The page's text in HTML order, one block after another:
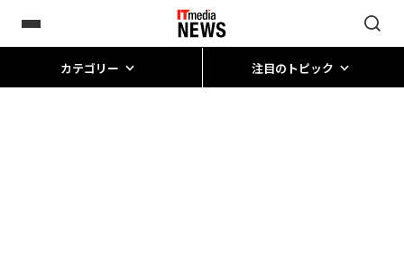
カテゴリー 注目のトピック